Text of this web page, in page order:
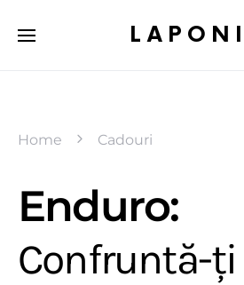
Home Cadouri
Enduro:
Confruntă-ți